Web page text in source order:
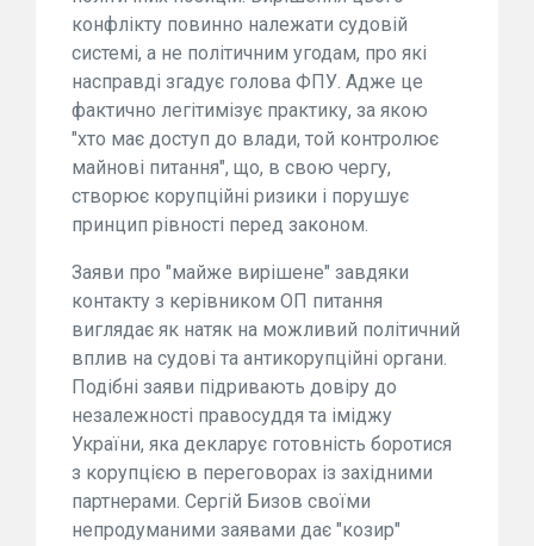
конфлікту повинно належати судовій
системі, а не політичним угодам, про які
насправді згадує голова ФПУ. Адже це
фактично легітимізує практику, за якою
"хто має доступ до влади, той контролює
майнові питання", що, в свою чергу,
створює корупційні ризики і порушує
принцип рівності перед законом.
Заяви про "майже вирішене" завдяки
контакту з керівником ОП питання
виглядає як натяк на можливий політичний
вплив на судові та антикорупційні органи.
Подібні заяви підривають довіру до
незалежності правосуддя та іміджу
України, яка декларує готовність боротися
з корупцією в переговорах із західними
партнерами. Сергій Бизов своїми
непродуманими заявами дає "козир"